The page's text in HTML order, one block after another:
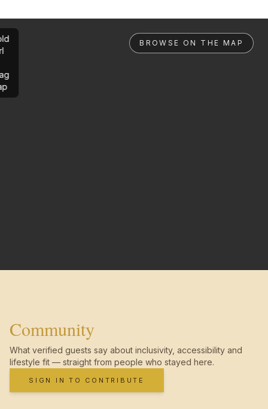
BROWSE ON THE MAP
Community
What verified guests say about inclusivity, accessibility and
lifestyle fit — straight from people who stayed here.
SIGN IN TO CONTRIBUTE